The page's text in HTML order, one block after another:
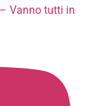
Vanno tutti in